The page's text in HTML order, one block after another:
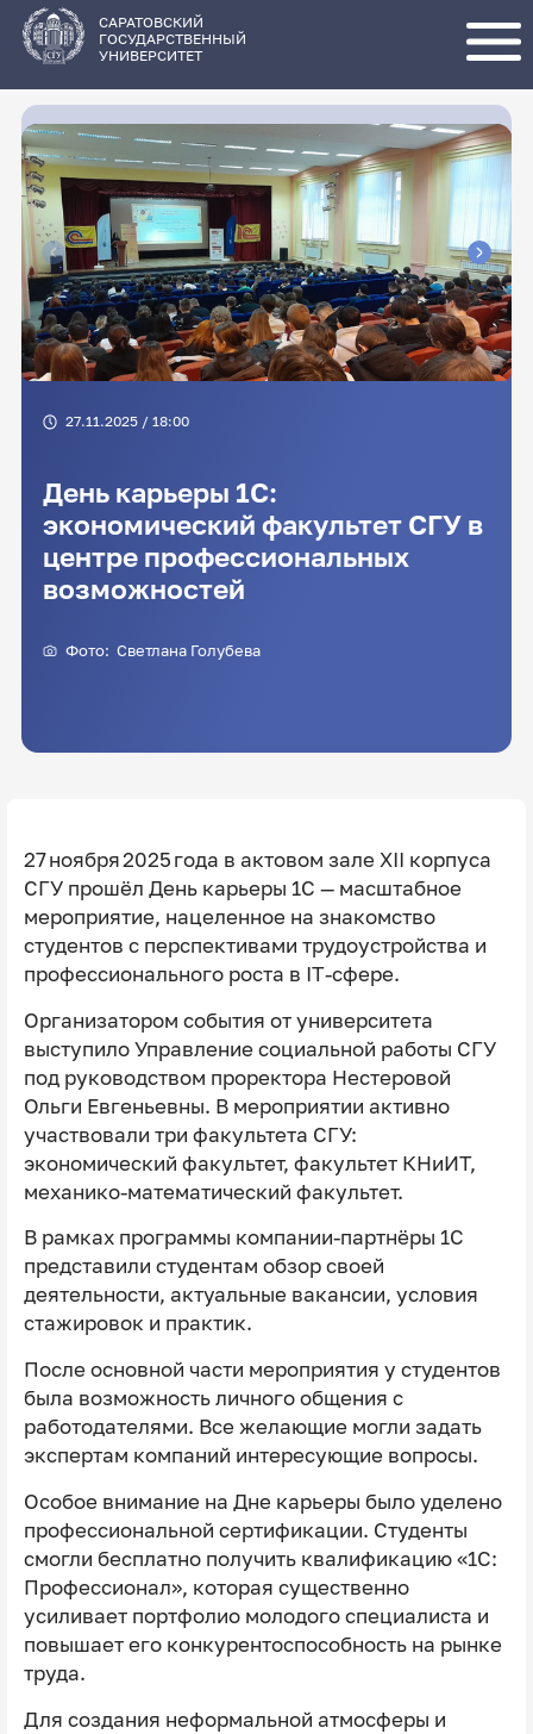
основному
содержанию
САРАТОВСКИЙ
ГОСУДАРСТВЕННЫЙ
УНИВЕРСИТЕТ
27.11.2025 / 18:00
День карьеры 1С:
экономический факультет СГУ в
центре профессиональных
возможностей
Фото: Светлана Голубева
27 ноября 2025 года в актовом зале XII корпуса
СГУ прошёл День карьеры 1С — масштабное
мероприятие, нацеленное на знакомство
студентов с перспективами трудоустройства и
профессионального роста в IT‑сфере.
Организатором события от университета
выступило Управление социальной работы СГУ
под руководством проректора Нестеровой
Ольги Евгеньевны. В мероприятии активно
участвовали три факультета СГУ:
экономический факультет, факультет КНиИТ,
механико‑математический факультет.
В рамках программы компании‑партнёры 1С
представили студентам обзор своей
деятельности, актуальные вакансии, условия
стажировок и практик.
После основной части мероприятия у студентов
была возможность личного общения с
работодателями. Все желающие могли задать
экспертам компаний интересующие вопросы.
Особое внимание на Дне карьеры было уделено
профессиональной сертификации. Студенты
смогли бесплатно получить квалификацию «1С:
Профессионал», которая существенно
усиливает портфолио молодого специалиста и
повышает его конкурентоспособность на рынке
труда.
Для создания неформальной атмосферы и